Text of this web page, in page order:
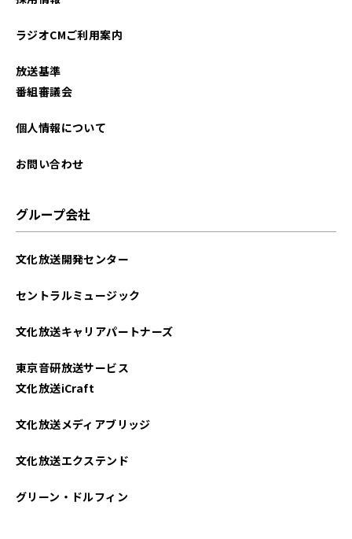
ラジオCMご利用案内
放送基準
番組審議会
個人情報について
お問い合わせ
グループ会社
文化放送開発センター
セントラルミュージック
文化放送キャリアパートナーズ
東京音研放送サービス
文化放送iCraft
文化放送メディアブリッジ
文化放送エクステンド
グリーン・ドルフィン